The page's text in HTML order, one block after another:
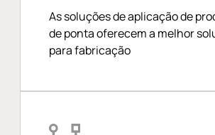
As soluções de aplicação de
de ponta oferecem a melhor
para fabricação